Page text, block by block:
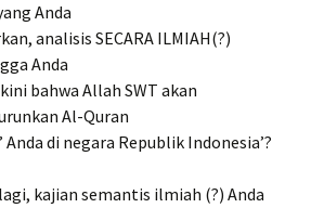
Anda
analisis SECARA ILMIAH(?)
Anda
bahwa Allah SWT akan
Al-Quran
Anda di negara Republik Indonesia’?
kajian semantis ilmiah (?) Anda